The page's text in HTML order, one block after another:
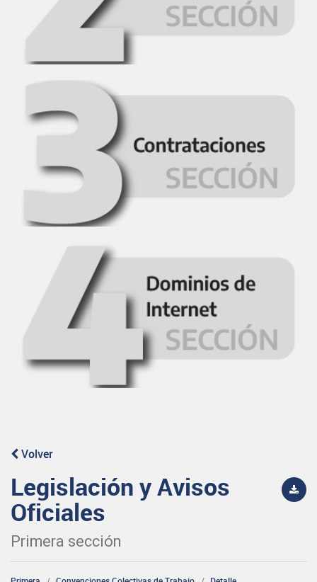
Volver
Legislación y Avisos
Oficiales
Primera sección